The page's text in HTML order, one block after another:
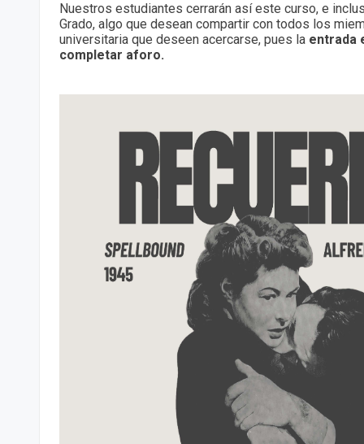
Nuestros estudiantes cerrarán así este curso, e
Grado, algo que desean compartir con todos los
universitaria que deseen acercarse, pues la entrada
completar aforo.